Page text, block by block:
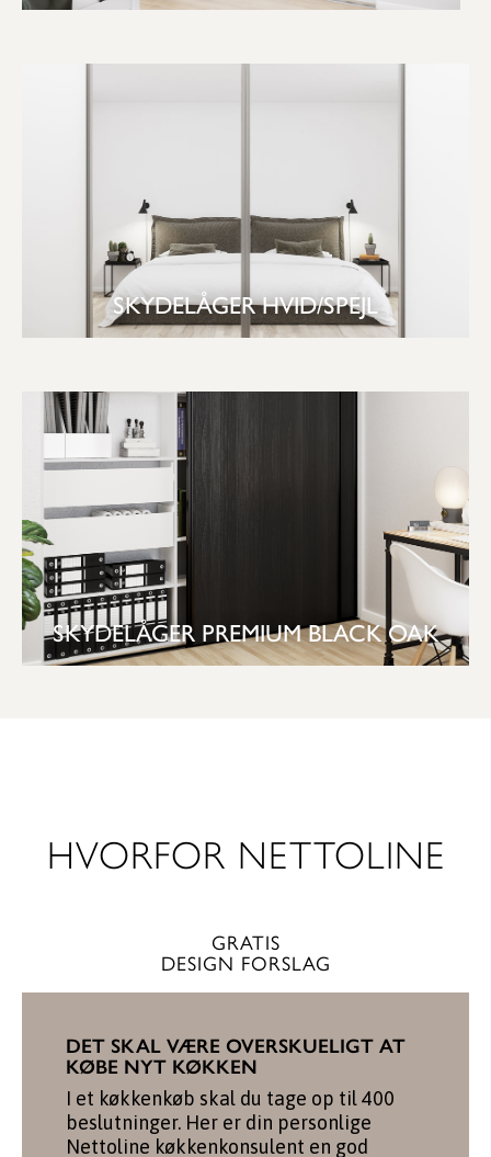
SKYDELÅGER HVID/SPEJL
SKYDELÅGER PREMIUM BLACK OAK
HVORFOR NETTOLINE
GRATIS
DESIGN FORSLAG
DET SKAL VÆRE OVERSKUELIGT AT
KØBE NYT KØKKEN
I et køkkenkøb skal du tage op til 400
beslutninger. Her er din personlige
Nettoline køkkenkonsulent en god